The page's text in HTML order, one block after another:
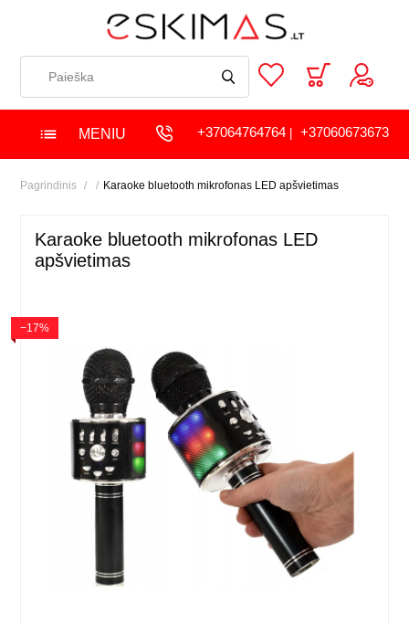
MENIU +37064764764| +37060673673
Pagrindinis Karaoke bluetooth mikrofonas LED apšvietimas
Karaoke bluetooth mikrofonas LED
apšvietimas
−17%